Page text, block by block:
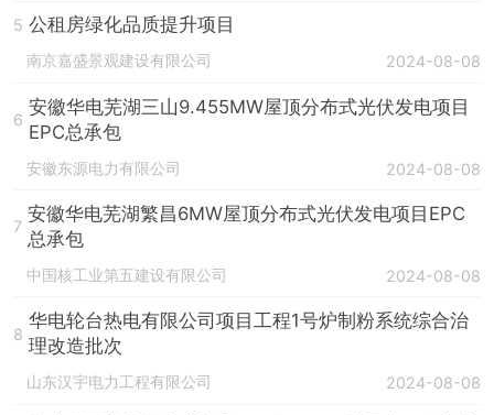
5 公租房绿化品质提升项目
南京嘉盛景观建设有限公司 2024-08-08
6
安徽华电芜湖三山9.455MW屋顶分布式光伏发电项目
EPC总承包
安徽东源电力有限公司 2024-08-08
7
安徽华电芜湖繁昌6MW屋顶分布式光伏发电项目EPC
总承包
中国核工业第五建设有限公司 2024-08-08
8
华电轮台热电有限公司项目工程1号炉制粉系统综合治
理改造批次
山东汉宇电力工程有限公司 2024-08-08